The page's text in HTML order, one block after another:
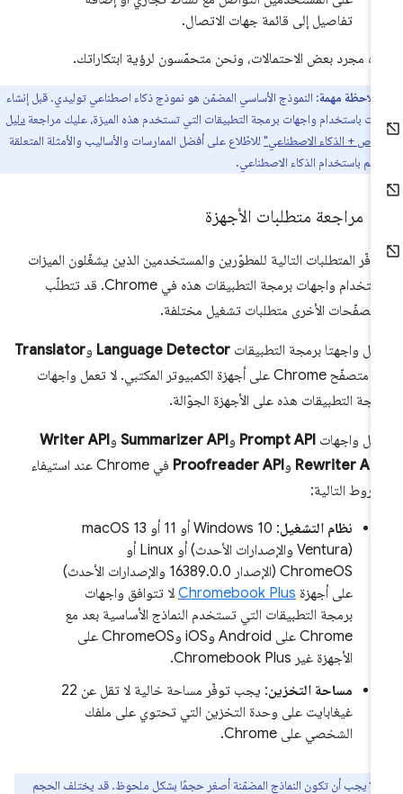
تفاصيل إلى قائمة جهات الاتصال.
مجرد بعض الاحتمالات، ونحن متحمّسون لرؤية ابتكاراتك.
ملاحظة مهمة : النموذج الأساسي المضمّن هو نموذج ذكاء اصطناعي توليدي. قبل إنشاء
باستخدام واجهات برمجة التطبيقات التي تستخدم هذه الميزة، عليك مراجعةدليل
+ الذكاء الاصطناعي"للاطّلاع على أفضل الممارسات والأساليب والأمثلة المتعلقة
باستخدام الذكاء الاصطناعي.
مراجعة متطلبات الأجهزة
المتطلبات التالية للمطوّرين والمستخدمين الذين يشغّلون الميزات
باستخدام واجهات برمجة التطبيقات هذه في Chrome. قد تتطلّب
الأخرى متطلبات تشغيل مختلفة.
واجهتا برمجة التطبيقاتLanguage DetectorوTranslator
في متصفّح Chrome على أجهزة الكمبيوتر المكتبي. لا تعمل واجهات
التطبيقات هذه على الأجهزة الجوّالة.
واجهاتPrompt APIوSummarizer APIوWriter API
Rewriter APIوProofreader API
في Chrome عند استيفاء
التالية:
نظام التشغيل
: Windows 10 أو 11 أو macOS 13
(Ventura والإصدارات الأحدث) أو Linux أو
ChromeOS (الإصدار 16389.0.0 والإصدارات الأحدث)
على أجهزةChromebook Plusلا تتوافق واجهات
برمجة التطبيقات التي تستخدم النماذج الأساسية بعد مع
Chrome على Android وiOS وChromeOS على
الأجهزة غير Chromebook Plus.
مساحة التخزين
: يجب توفّر مساحة خالية لا تقل عن 22
غيغابايت على وحدة التخزين التي تحتوي على ملفك
الشخصي على Chrome.
يجب أن تكون النماذج المضمّنة أصغر حجمًا بشكل ملحوظ. قد يختلف الحجم